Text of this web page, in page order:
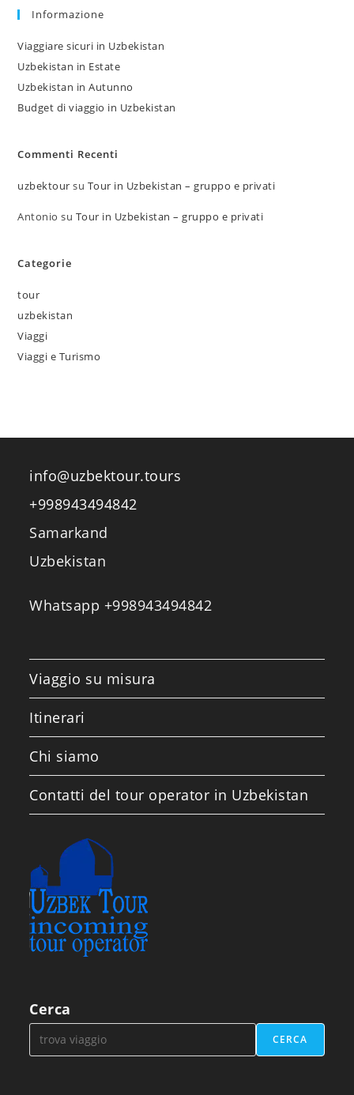
Informazione
Viaggiare sicuri in Uzbekistan
Uzbekistan in Estate
Uzbekistan in Autunno
Budget di viaggio in Uzbekistan
Commenti Recenti
uzbektour su Tour in Uzbekistan – gruppo e privati
Antonio su Tour in Uzbekistan – gruppo e privati
Categorie
tour
uzbekistan
Viaggi
Viaggi e Turismo
info@uzbektour.tours
+998943494842
Samarkand
Uzbekistan
Whatsapp +998943494842
Viaggio su misura
Itinerari
Chi siamo
Contatti del tour operator in Uzbekistan
Cerca
CERCA